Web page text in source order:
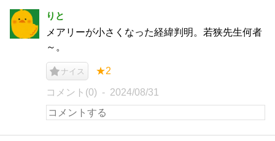
りと
メアリーが小さくなった経緯判明。若狭先生何者
～。
ナイス ★2
コメント(0) 2024/08/31